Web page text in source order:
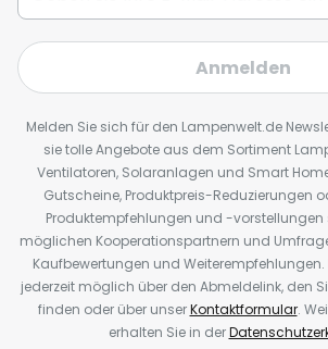
Anmelden
Melden Sie sich für den Lampenwelt.de
sie tolle Angebote aus dem Sortiment
Ventilatoren, Solaranlagen und Smart
Gutscheine, Produktpreis-Reduzierungen
Produktempfehlungen und -vorstellungen
möglichen Kooperationspartnern und
Kaufbewertungen und
jederzeit möglich über den Abmeldelink, den
finden oder über unserKontaktformular.
erhalten Sie in der